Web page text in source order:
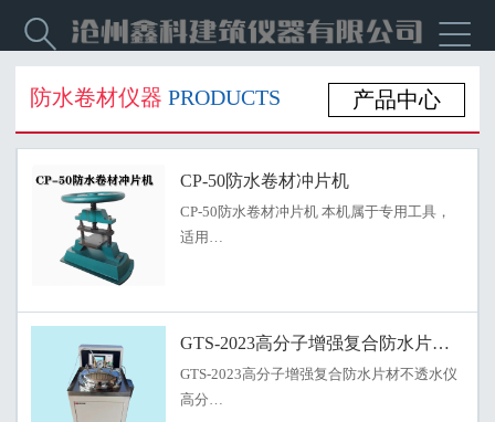


防水卷材仪器 PRODUCTS 产品中心
CP-50防水卷材冲片机
CP-50防水卷材冲片机 本机属于专用工具，
适用…
GTS-2023高分子增强复合防水片材不透
GTS-2023高分子增强复合防水片材不透水仪
高分…